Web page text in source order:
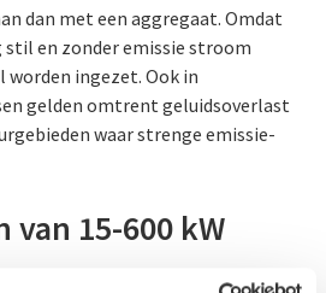
dan met een aggregaat. Omdat
en zonder emissie stroom
worden ingezet. Ook in
gelden omtrent geluidsoverlast
waar strenge emissie-
15-600 kW
batterij huren in verschillende